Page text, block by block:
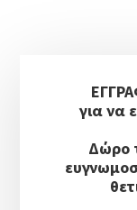
για να
Δώρο